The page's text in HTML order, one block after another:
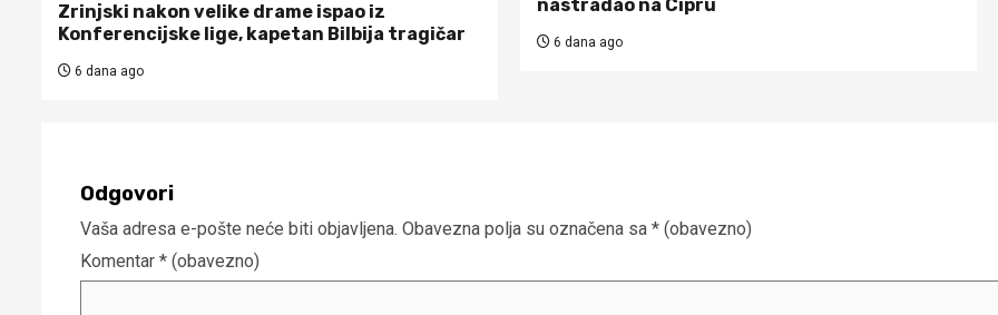
Zrinjski nakon velike drame ispao iz
Konferencijske lige, kapetan Bilbija tragičar
6 dana ago
nastradao na Cipru
6 dana ago
Odgovori
Vaša adresa e-pošte neće biti objavljena. Obavezna polja su označena sa * (obavezno)
Komentar * (obavezno)